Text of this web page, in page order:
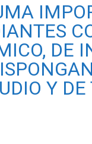
DE
Y